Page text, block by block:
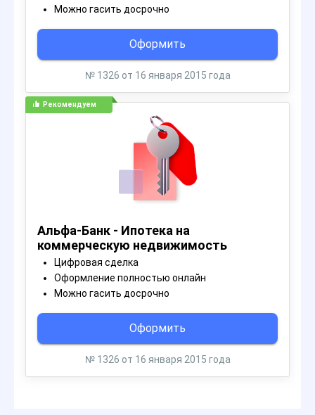
Можно гасить досрочно
Оформить
№ 1326 от 16 января 2015 года
Рекомендуем
Альфа-Банк - Ипотека на
коммерческую недвижимость
Цифровая сделка
Оформление полностью онлайн
Можно гасить досрочно
Оформить
№ 1326 от 16 января 2015 года